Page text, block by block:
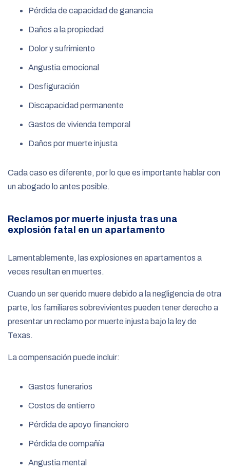
Pérdida de capacidad de ganancia
Daños a la propiedad
Dolor y sufrimiento
Angustia emocional
Desfiguración
Discapacidad permanente
Gastos de vivienda temporal
Daños por muerte injusta
Cada caso es diferente, por lo que es importante hablar con
un abogado lo antes posible.
Reclamos por muerte injusta tras una
explosión fatal en un apartamento
Lamentablemente, las explosiones en apartamentos a
veces resultan en muertes.
Cuando un ser querido muere debido a la negligencia de otra
parte, los familiares sobrevivientes pueden tener derecho a
presentar un reclamo por muerte injusta bajo la ley de
Texas.
La compensación puede incluir:
Gastos funerarios
Costos de entierro
Pérdida de apoyo financiero
Pérdida de compañía
Angustia mental